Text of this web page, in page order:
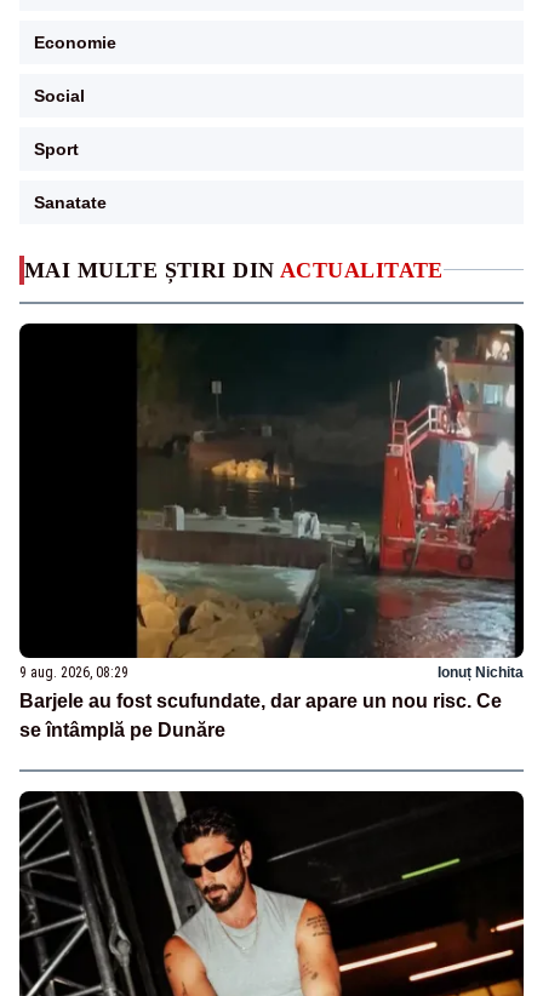
MAI MULTE ȘTIRI DIN ACTUALITATE
9 aug. 2026, 08:29 Ionuț Nichita
Barjele au fost scufundate, dar apare un nou risc. Ce
se întâmplă pe Dunăre
Economie
Social
Sport
Sanatate